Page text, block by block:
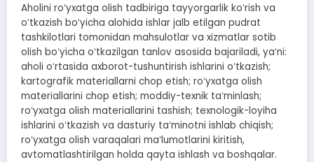
Aholini roʻyxatga olish tadbiriga tayyorgarlik koʻrish va
oʻtkazish boʻyicha alohida ishlar jalb etilgan pudrat
tashkilotlari tomonidan mahsulotlar va xizmatlar sotib
olish boʻyicha oʻtkazilgan tanlov asosida bajariladi, yaʻni:
aholi oʻrtasida axborot-tushuntirish ishlarini oʻtkazish;
kartografik materiallarni chop etish; roʻyxatga olish
materiallarini chop etish; moddiy-texnik taʻminlash;
roʻyxatga olish materiallarini tashish; texnologik-loyiha
ishlarini oʻtkazish va dasturiy taʻminotni ishlab chiqish;
roʻyxatga olish varaqalari maʻlumotlarini kiritish,
avtomatlashtirilgan holda qayta ishlash va boshqalar.